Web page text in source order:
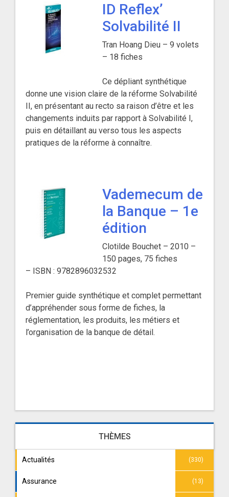
ID Reflex’
Solvabilité II
Tran Hoang Dieu – 9 volets
– 18 fiches
Ce dépliant synthétique
donne une vision claire de la réforme Solvabilité
II, en présentant au recto sa raison d’être et les
changements induits par rapport à Solvabilité I,
puis en détaillant au verso tous les aspects
pratiques de la réforme à connaître.
Vademecum de
la Banque – 1e
édition
Clotilde Bouchet – 2010 –
150 pages, 75 fiches
– ISBN : 9782896032532
Premier guide synthétique et complet permettant
d’appréhender sous forme de fiches, la
réglementation, les produits, les métiers et
l’organisation de la banque de détail.
THÈMES
Actualités (330)
Assurance (13)